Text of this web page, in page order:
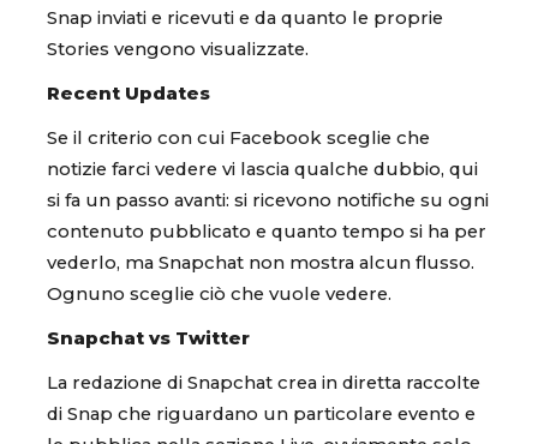
Snap inviati e ricevuti e da quanto le proprie
Stories vengono visualizzate.
Recent Updates
Se il criterio con cui Facebook sceglie che
notizie farci vedere vi lascia qualche dubbio, qui
si fa un passo avanti: si ricevono notifiche su ogni
contenuto pubblicato e quanto tempo si ha per
vederlo, ma Snapchat non mostra alcun flusso.
Ognuno sceglie ciò che vuole vedere.
Snapchat vs Twitter
La redazione di Snapchat crea in diretta raccolte
di Snap che riguardano un particolare evento e